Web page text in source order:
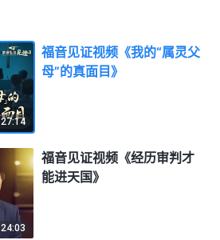
27:14
福音见证视频《我的“属灵父
母”的真面目》
24:03
福音见证视频《经历审判才
能进天国》